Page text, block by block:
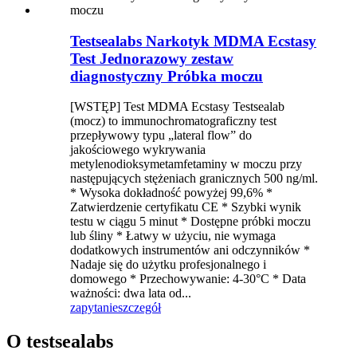
Testsealabs Narkotyk MDMA Ecstasy
Test Jednorazowy zestaw
diagnostyczny Próbka moczu
[WSTĘP] Test MDMA Ecstasy Testsealab
(mocz) to immunochromatograficzny test
przepływowy typu „lateral flow” do
jakościowego wykrywania
metylenodioksymetamfetaminy w moczu przy
następujących stężeniach granicznych 500 ng/ml.
* Wysoka dokładność powyżej 99,6% *
Zatwierdzenie certyfikatu CE * Szybki wynik
testu w ciągu 5 minut * Dostępne próbki moczu
lub śliny * Łatwy w użyciu, nie wymaga
dodatkowych instrumentów ani odczynników *
Nadaje się do użytku profesjonalnego i
domowego * Przechowywanie: 4-30°C * Data
ważności: dwa lata od...
zapytanieszczegół
O testsealabs